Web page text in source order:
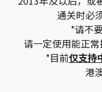
通关时必
*请不
请一定使用能正常
*目前仅支持
港